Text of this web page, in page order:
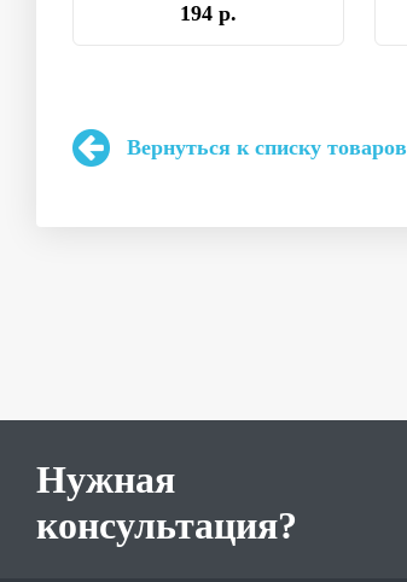
194 р.
Вернуться к списку товаров
Нужная
консультация?